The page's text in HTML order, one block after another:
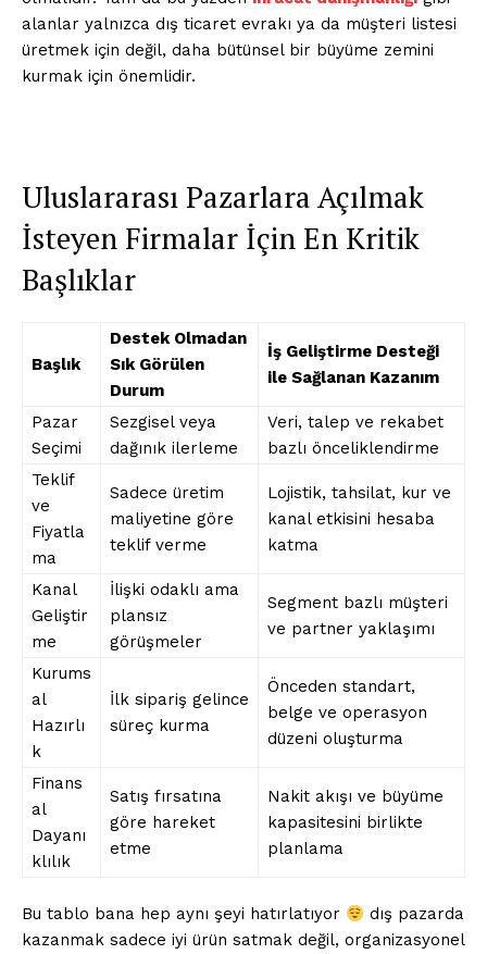
alanlar yalnızca dış ticaret evrakı ya da müşteri listesi
üretmek için değil, daha bütünsel bir büyüme zemini
kurmak için önemlidir.
Uluslararası Pazarlara Açılmak
İsteyen Firmalar İçin En Kritik
Başlıklar
Başlık
Destek Olmadan
Sık Görülen
Durum
İş Geliştirme Desteği
ile Sağlanan Kazanım
Pazar
Seçimi
Sezgisel veya
dağınık ilerleme
Veri, talep ve rekabet
bazlı önceliklendirme
Teklif
ve
Fiyatla
ma
Sadece üretim
maliyetine göre
teklif verme
Lojistik, tahsilat, kur ve
kanal etkisini hesaba
katma
Kanal
Geliştir
me
İlişki odaklı ama
plansız
görüşmeler
Segment bazlı müşteri
ve partner yaklaşımı
Kurums
al
Hazırlı
k
İlk sipariş gelince
süreç kurma
Önceden standart,
belge ve operasyon
düzeni oluşturma
Finans
al
Dayanı
klılık
Satış fırsatına
göre hareket
etme
Nakit akışı ve büyüme
kapasitesini birlikte
planlama
Bu tablo bana hep aynı şeyi hatırlatıyor
dış pazarda
kazanmak sadece iyi ürün satmak değil, organizasyonel